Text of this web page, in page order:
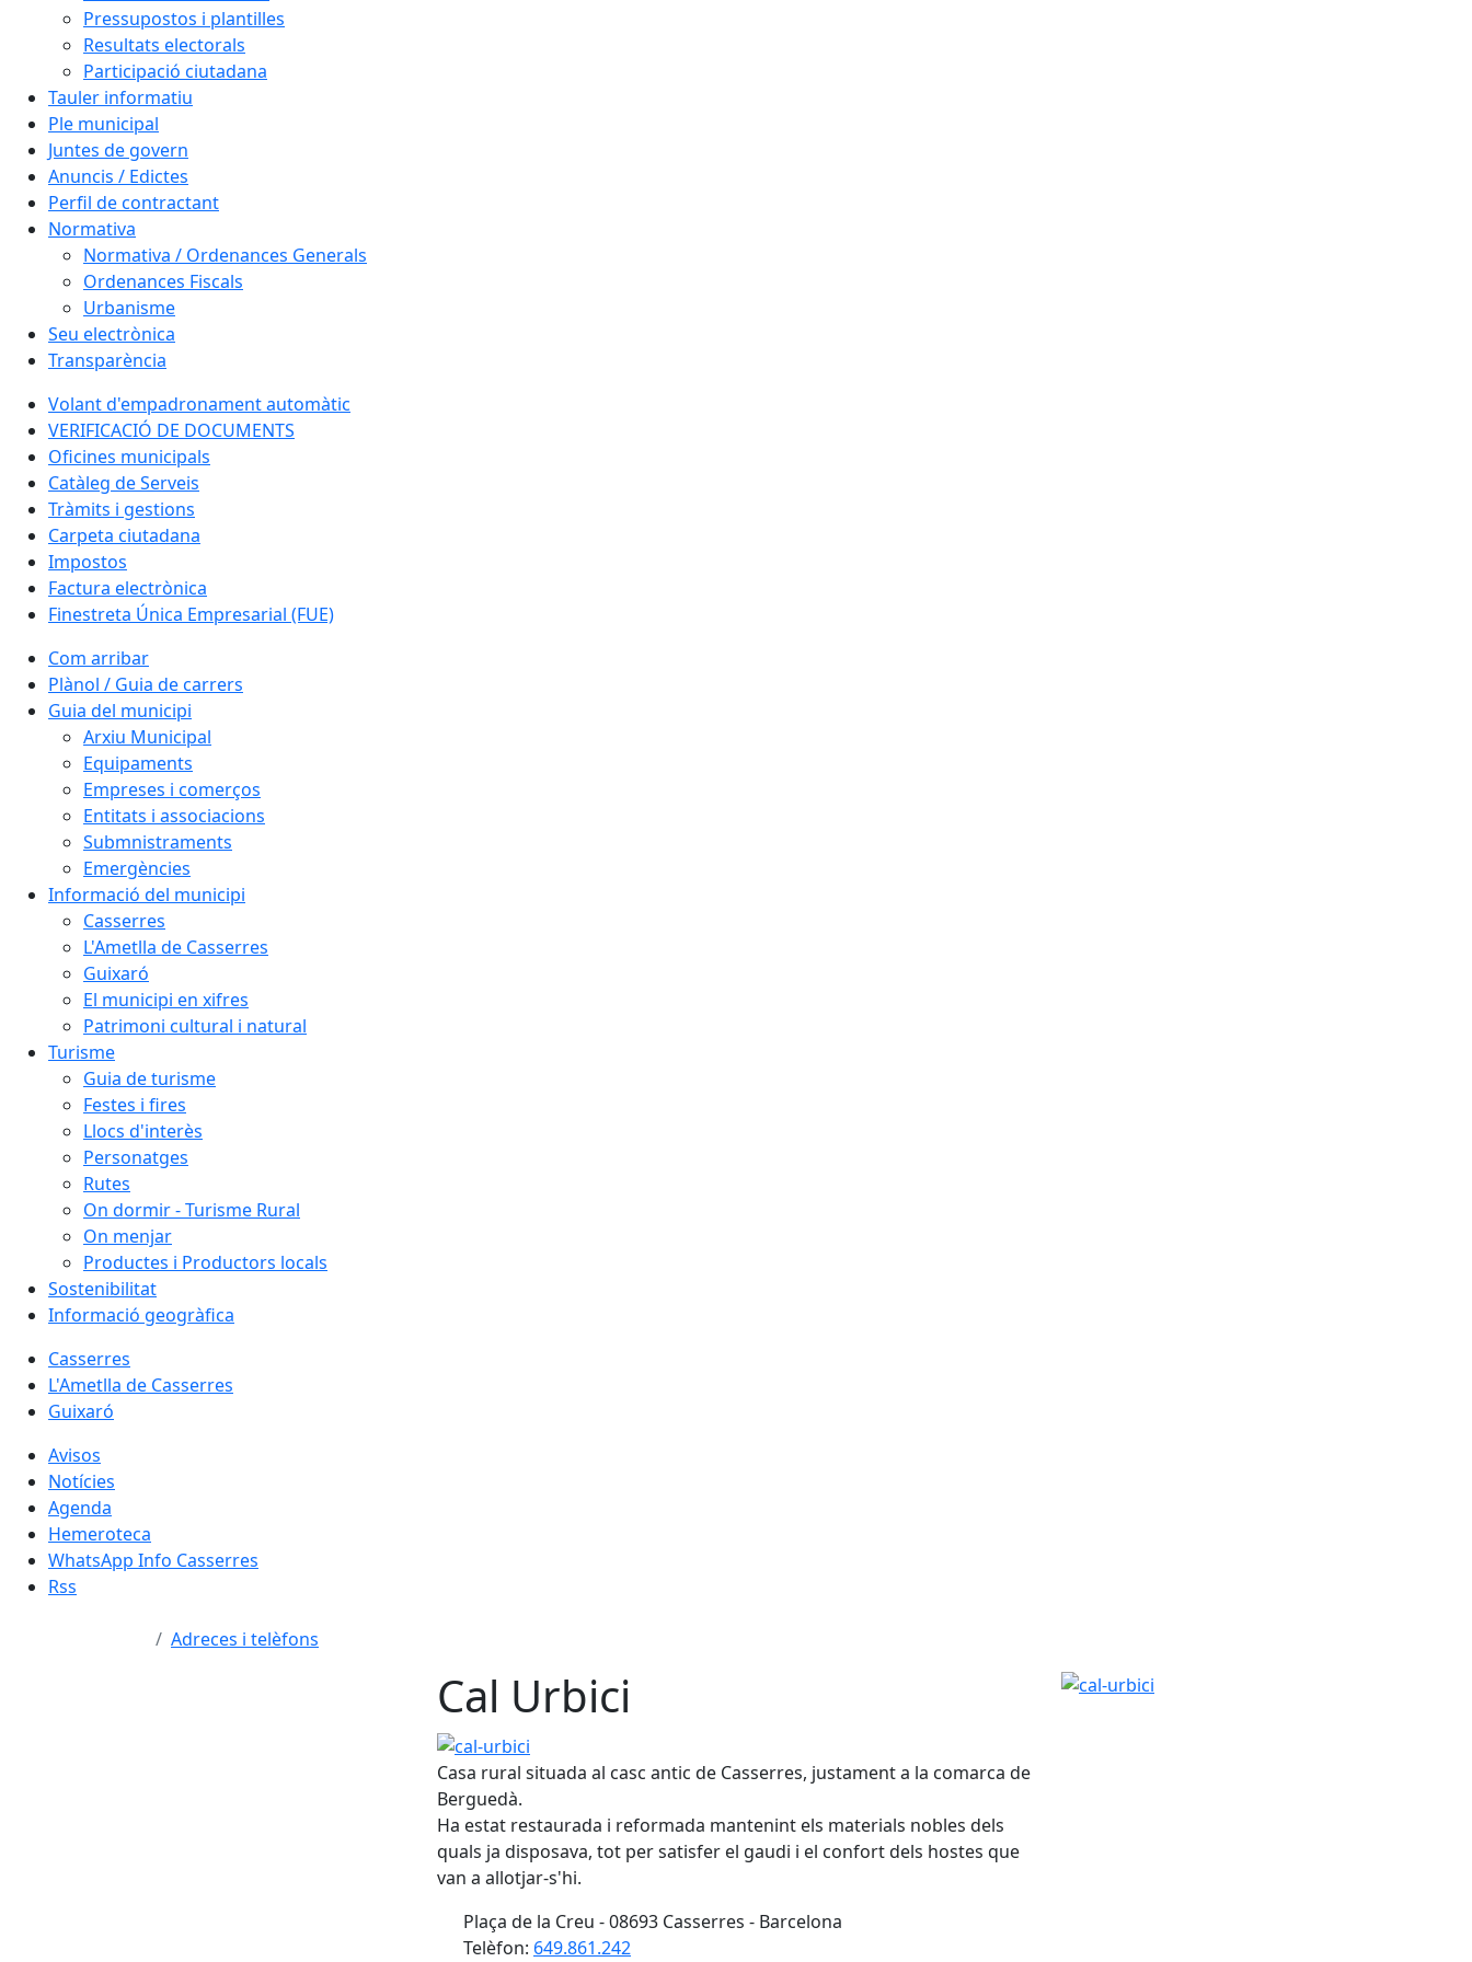
Pressupostos i plantilles
Resultats electorals
Participació ciutadana
Tauler informatiu
Ple municipal
Juntes de govern
Anuncis / Edictes
Perfil de contractant
Normativa
Normativa / Ordenances Generals
Ordenances Fiscals
Urbanisme
Seu electrònica
Transparència
Volant d'empadronament automàtic
VERIFICACIÓ DE DOCUMENTS
Oficines municipals
Catàleg de Serveis
Tràmits i gestions
Carpeta ciutadana
Impostos
Factura electrònica
Finestreta Única Empresarial (FUE)
Com arribar
Plànol / Guia de carrers
Guia del municipi
Arxiu Municipal
Equipaments
Empreses i comerços
Entitats i associacions
Submnistraments
Emergències
Informació del municipi
Casserres
L'Ametlla de Casserres
Guixaró
El municipi en xifres
Patrimoni cultural i natural
Turisme
Guia de turisme
Festes i fires
Llocs d'interès
Personatges
Rutes
On dormir - Turisme Rural
On menjar
Productes i Productors locals
Sostenibilitat
Informació geogràfica
Casserres
L'Ametlla de Casserres
Guixaró
Avisos
Notícies
Agenda
Hemeroteca
WhatsApp Info Casserres
Rss
Adreces i telèfons
Cal Urbici
cal-urbici
Casa rural situada al casc antic de Casserres, justament a la comarca de
Berguedà.
Ha estat restaurada i reformada mantenint els materials nobles dels
quals ja disposava, tot per satisfer el gaudi i el confort dels hostes que
van a allotjar-s'hi.
Plaça de la Creu - 08693 Casserres - Barcelona
Telèfon: 649.861.242
cal-urbici